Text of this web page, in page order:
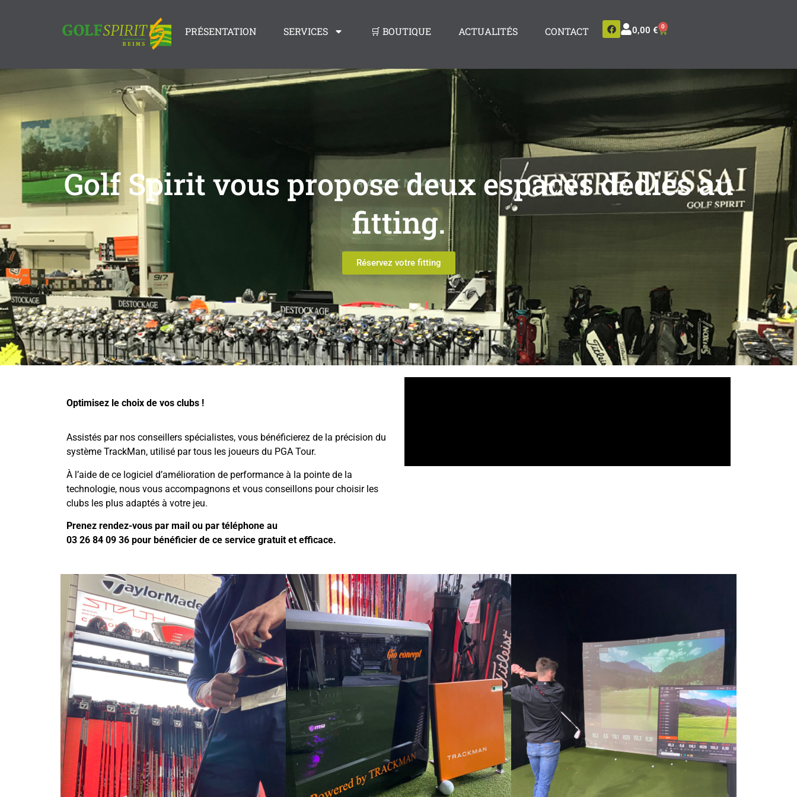
PRÉSENTATION SERVICES 🛒 BOUTIQUE ACTUALITÉS CONTACT 0,00 € 0
Golf Spirit vous propose deux espaces dédiés au
fitting.
Réservez votre fitting
Optimisez le choix de vos clubs !
Assistés par nos conseillers spécialistes, vous bénéficierez de la précision du
système TrackMan, utilisé par tous les joueurs du PGA Tour.
À l’aide de ce logiciel d’amélioration de performance à la pointe de la
technologie, nous vous accompagnons et vous conseillons pour choisir les
clubs les plus adaptés à votre jeu.
Prenez rendez-vous par mail ou par téléphone au
03 26 84 09 36 pour bénéficier de ce service gratuit et efficace.